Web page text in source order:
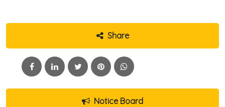
Share
Notice Board